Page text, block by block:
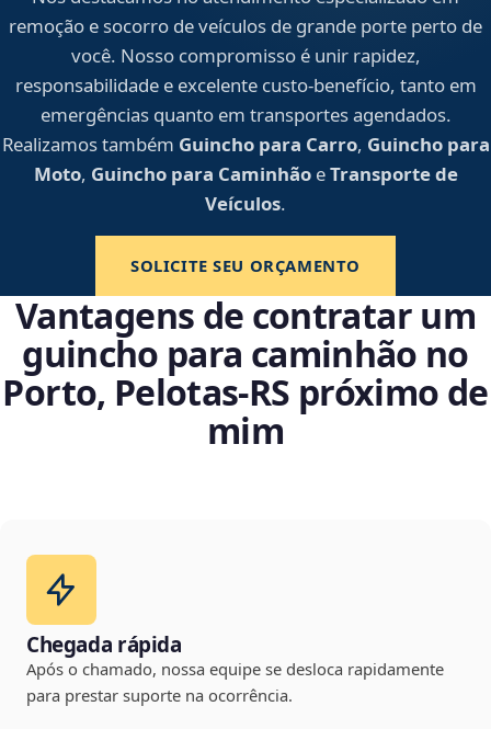
remoção e socorro de veículos de grande porte perto de
você. Nosso compromisso é unir rapidez,
responsabilidade e excelente custo-benefício, tanto em
emergências quanto em transportes agendados.
Realizamos também Guincho para Carro, Guincho para
Moto, Guincho para CaminhãoeTransporte de
Veículos.
SOLICITE SEU ORÇAMENTO
Vantagens de contratar um
guincho para caminhão no
Porto, Pelotas‑RS próximo de
mim
Chegada rápida
Após o chamado, nossa equipe se desloca rapidamente
para prestar suporte na ocorrência.